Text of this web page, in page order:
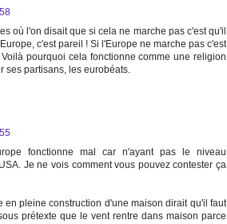
où l'on disait que si cela ne marche pas c'est qu'il
c'est pareil ! Si l'Europe ne marche pas c'est
pourquoi cela fonctionne comme une religion
ses partisans, les eurobéats.
fonctionne mal car n'ayant pas le niveau
Je ne vois comment vous pouvez contester ça
en pleine construction d'une maison dirait qu'il faut
prétexte que le vent rentre dans maison parce